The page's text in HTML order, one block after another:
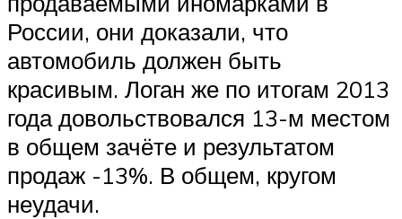
России, они доказали, что
автомобиль должен быть
красивым. Логан же по итогам 2013
года довольствовался 13-м местом
в общем зачёте и результатом
продаж -13%. В общем, кругом
неудачи.